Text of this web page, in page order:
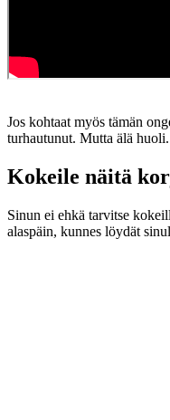
Jos kohtaat myös tämän
turhautunut. Mutta älä
Kokeile näitä
Sinun ei ehkä tarvitse
alaspäin, kunnes löydät